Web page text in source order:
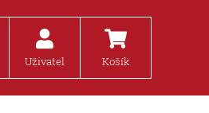
Uživatel Košík